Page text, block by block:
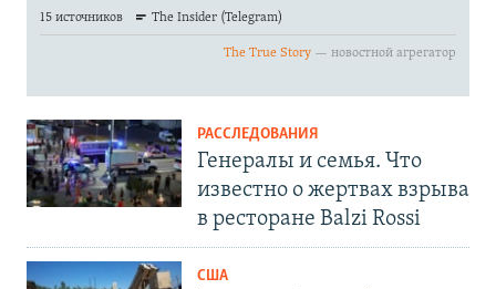
РАССЛЕДОВАНИЯ
Генералы и семья. Что
известно о жертвах взрыва
в ресторане Balzi Rossi
США